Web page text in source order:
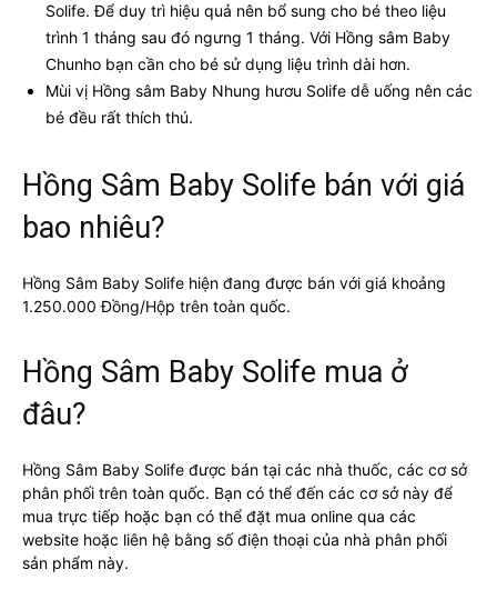
Solife. Để duy trì hiệu quả nên bổ sung cho bé theo liệu
trình 1 tháng sau đó ngưng 1 tháng. Với Hồng sâm Baby
Chunho bạn cần cho bé sử dụng liệu trình dài hơn.
Mùi vị Hồng sâm Baby Nhung hươu Solife dễ uống nên các
bé đều rất thích thú.
Hồng Sâm Baby Solife bán với giá
bao nhiêu?
Hồng Sâm Baby Solife hiện đang được bán với giá khoảng
1.250.000 Đồng/Hộp trên toàn quốc.
Hồng Sâm Baby Solife mua ở
đâu?
Hồng Sâm Baby Solife được bán tại các nhà thuốc, các cơ sở
phân phối trên toàn quốc. Bạn có thể đến các cơ sở này để
mua trực tiếp hoặc bạn có thể đặt mua online qua các
website hoặc liên hệ bằng số điện thoại của nhà phân phối
sản phẩm này.